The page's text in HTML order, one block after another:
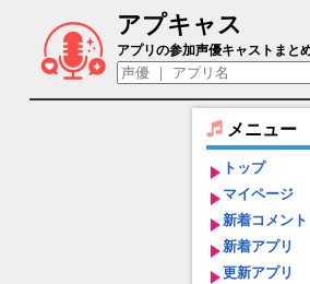
アプキャス
唯一無二のヴィーナ
アプリの参加声優キャストまと
メニュー
トップ
マイページ
新着コメント
新着アプリ
更新アプリ